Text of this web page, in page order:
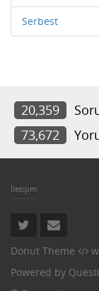
Serbest
20,359
73,672
İletişim
Donut Theme
Powered by